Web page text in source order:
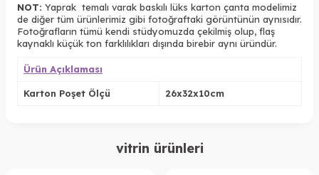
NOT: Yaprak temalı varak baskılı lüks karton çanta modelimiz
de diğer tüm ürünlerimiz gibi fotoğraftaki görüntünün aynısıdır.
Fotoğrafların tümü kendi stüdyomuzda çekilmiş olup, flaş
kaynaklı küçük ton farklılıkları dışında birebir aynı üründür.
Ürün Açıklaması
Karton Poşet Ölçü 26x32x10cm
vitrin ürünleri